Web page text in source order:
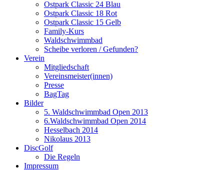
Ostpark Classic 24 Blau
Ostpark Classic 18 Rot
Ostpark Classic 15 Gelb
Family-Kurs
Waldschwimmbad
Scheibe verloren / Gefunden?
Verein
Mitgliedschaft
Vereinsmeister(innen)
Presse
BagTag
Bilder
5. Waldschwimmbad Open 2013
6.Waldschwimmbad Open 2014
Hesselbach 2014
Nikolaus 2013
DiscGolf
Die Regeln
Impressum